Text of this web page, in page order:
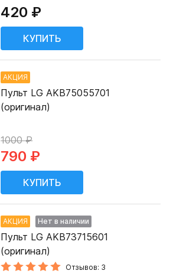
420 ₽
АКЦИЯ
Пульт LG AKB75055701
(оригинал)
1000 ₽
790 ₽
АКЦИЯ Нет в наличии
Пульт LG AKB73715601
(оригинал)
Отзывов: 3